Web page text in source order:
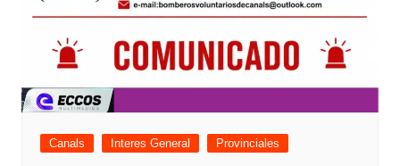
Canals Interes General Provinciales